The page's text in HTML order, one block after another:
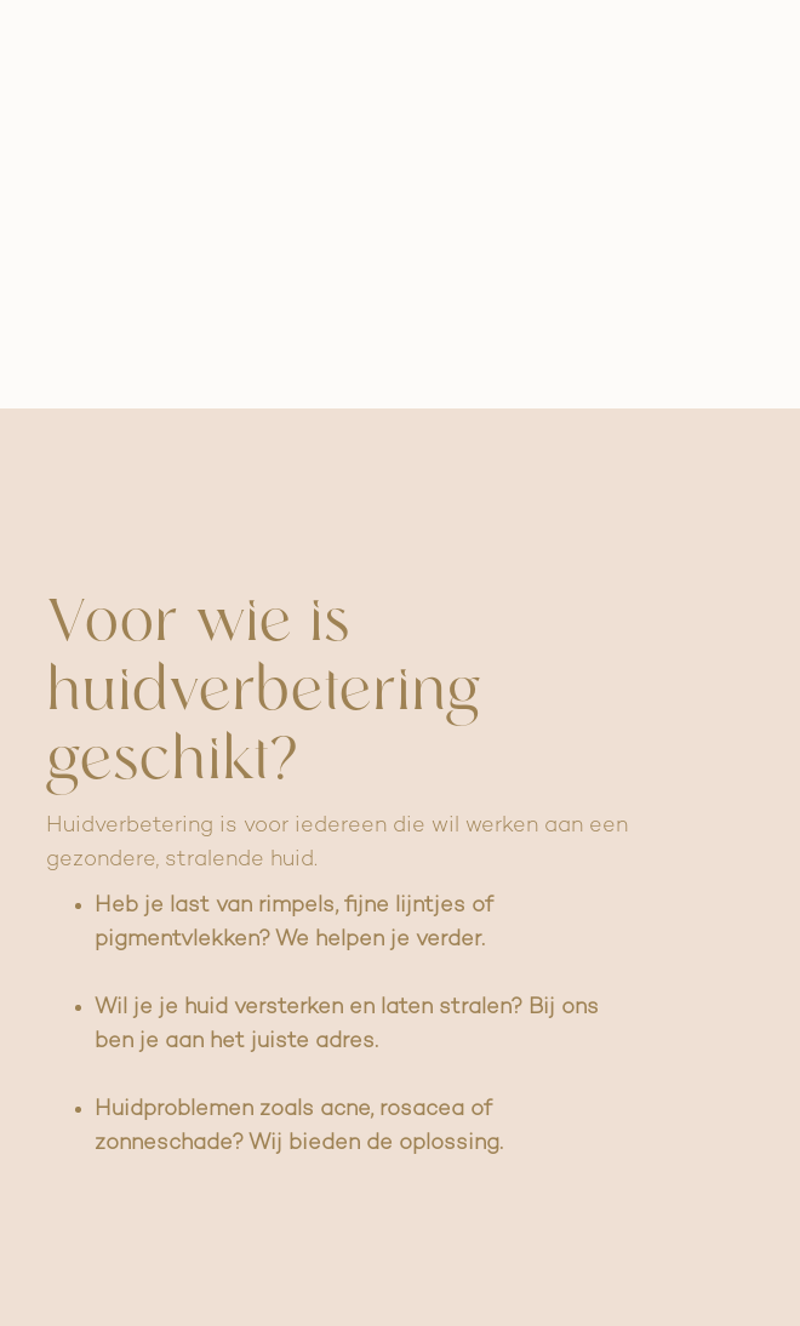
Voor wie is
huidverbetering
geschikt?
Huidverbetering is voor iedereen die wil werken aan een
gezondere, stralende huid.
Heb je last van rimpels, fijne lijntjes of
pigmentvlekken? We helpen je verder.
Wil je je huid versterken en laten stralen? Bij ons
ben je aan het juiste adres.
Huidproblemen zoals acne, rosacea of
zonneschade? Wij bieden de oplossing.